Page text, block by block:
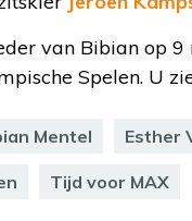
van Bibian op
Spelen. U
Mentel Esther
Tijd voor MAX